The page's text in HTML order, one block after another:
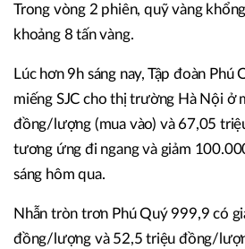
Trong vòng 2 phiên, quỹ vàng
khoảng 8 tấn vàng.
Lúc hơn 9h sáng nay, Tập đoàn Phú
miếng SJC cho thị trường Hà Nội ở
đồng/lượng (mua vào) và 67,05
tương ứng đi ngang và giảm
sáng hôm qua.
Nhẫn tròn trơn Phú Quý 999,9 có
đồng/lượng và 52,5 triệu đồng/